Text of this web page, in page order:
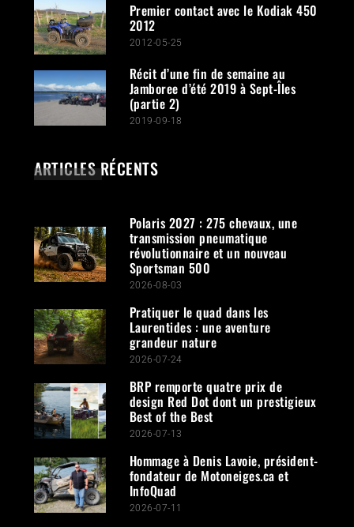
Premier contact avec le Kodiak 450
2012
2012-05-25
Récit d’une fin de semaine au
Jamboree d’été 2019 à Sept-Îles
(partie 2)
2019-09-18
ARTICLES RÉCENTS
Polaris 2027 : 275 chevaux, une
transmission pneumatique
révolutionnaire et un nouveau
Sportsman 500
2026-08-03
Pratiquer le quad dans les
Laurentides : une aventure
grandeur nature
2026-07-24
BRP remporte quatre prix de
design Red Dot dont un prestigieux
Best of the Best
2026-07-13
Hommage à Denis Lavoie, président-
fondateur de Motoneiges.ca et
InfoQuad
2026-07-11